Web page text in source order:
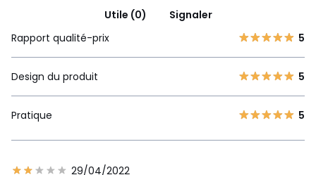
Utile (0)
Signaler
Rapport qualité-prix
5
Design du produit 5
Pratique 5
29/04/2022